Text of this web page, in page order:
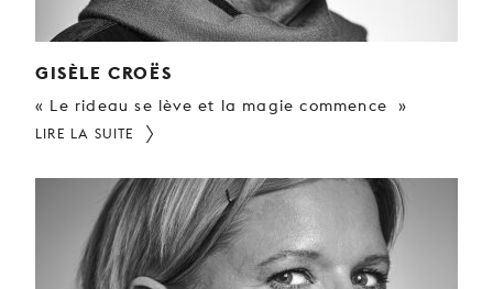
GISÈLE CROËS
« Le rideau se lève et la magie commence »
LIRE LA SUITE